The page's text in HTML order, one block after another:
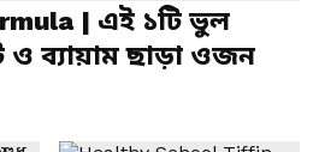
| এই ১টি ভুল
ও ব্যায়াম ছাড়া ওজন